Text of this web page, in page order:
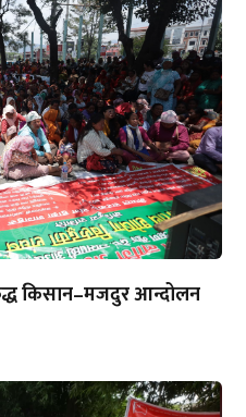
किसान–मजदुर आन्दोलन